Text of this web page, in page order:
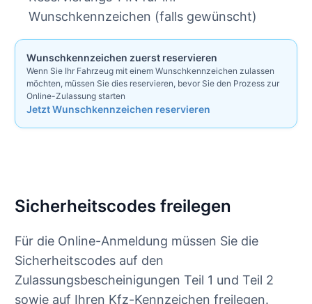
Wunschkennzeichen (falls gewünscht)
Wunschkennzeichen zuerst reservieren
Wenn Sie Ihr Fahrzeug mit einem Wunschkennzeichen zulassen
möchten, müssen Sie dies reservieren, bevor Sie den Prozess zur
Online-Zulassung starten
Jetzt Wunschkennzeichen reservieren
Sicherheitscodes freilegen
Für die Online-Anmeldung müssen Sie die
Sicherheitscodes auf den
Zulassungsbescheinigungen Teil 1 und Teil 2
sowie auf Ihren Kfz-Kennzeichen freilegen.